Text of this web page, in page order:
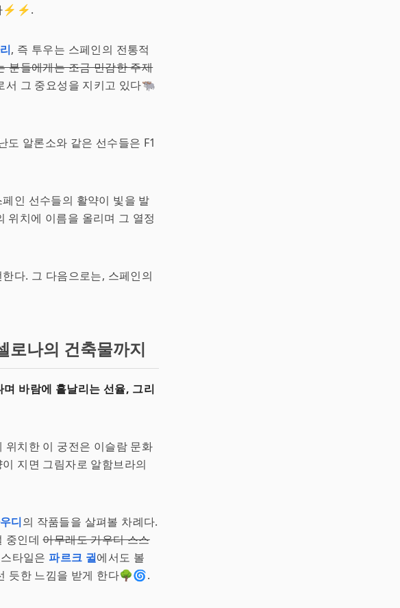
⚡️⚡️.
, 즉 투우는 스페인의 전통적
분들에게는 조금 민감한 주제
서 그 중요성을 지키고 있다🐃
도 알론소와 같은 선수들은 F1
페인 선수들의 활약이 빛을 발
위치에 이름을 올리며 그 열정
다. 그 다음으로는, 스페인의
로나의 건축물까지
바람에 흩날리는 선율, 그리
위치한 이 궁전은 이슬람 문화
지면 그림자로 알함브라의
디의 작품들을 살펴볼 차례다.
중인데아무래도 가우디 스스
타일은파르크 귈에서도 볼
듯한 느낌을 받게 한다🌳🌀.